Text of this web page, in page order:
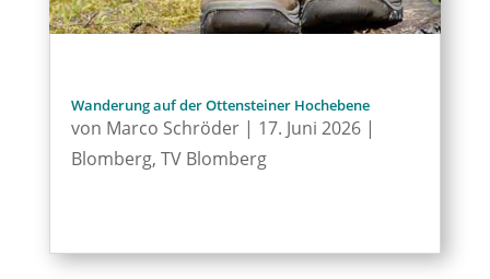
Wanderung auf der Ottensteiner Hochebene
von Marco Schröder| 17. Juni 2026|
Blomberg, TV Blomberg